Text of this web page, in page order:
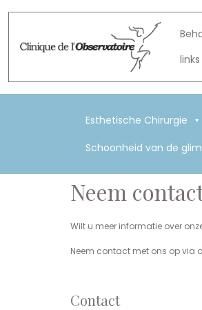
links
Esthetische Chirurgie
Schoonheid van de
Neem
Wilt u meer informatie over
Neem contact met ons op via
Contact